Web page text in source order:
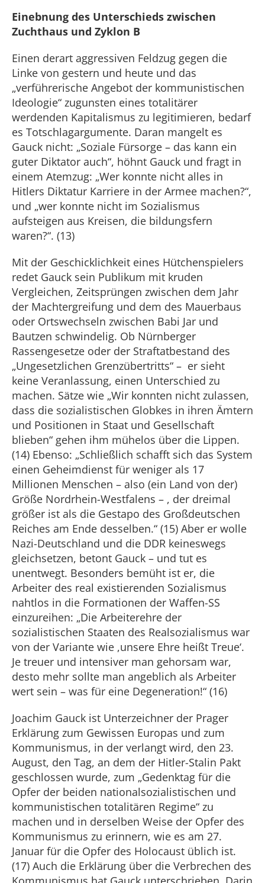
Einebnung des Unterschieds zwischen
Zuchthaus und Zyklon B
Einen derart aggressiven Feldzug gegen die
Linke von gestern und heute und das
„verführerische Angebot der kommunistischen
Ideologie“ zugunsten eines totalitärer
werdenden Kapitalismus zu legitimieren, bedarf
es Totschlagargumente. Daran mangelt es
Gauck nicht: „Soziale Fürsorge – das kann ein
guter Diktator auch“, höhnt Gauck und fragt in
einem Atemzug: „Wer konnte nicht alles in
Hitlers Diktatur Karriere in der Armee machen?“,
und „wer konnte nicht im Sozialismus
aufsteigen aus Kreisen, die bildungsfern
waren?“. (13)
Mit der Geschicklichkeit eines Hütchenspielers
redet Gauck sein Publikum mit kruden
Vergleichen, Zeitsprüngen zwischen dem Jahr
der Machtergreifung und dem des Mauerbaus
oder Ortswechseln zwischen Babi Jar und
Bautzen schwindelig. Ob Nürnberger
Rassengesetze oder der Straftatbestand des
„Ungesetzlichen Grenzübertritts“ – er sieht
keine Veranlassung, einen Unterschied zu
machen. Sätze wie „Wir konnten nicht zulassen,
dass die sozialistischen Globkes in ihren Ämtern
und Positionen in Staat und Gesellschaft
blieben“ gehen ihm mühelos über die Lippen.
(14) Ebenso: „Schließlich schafft sich das System
einen Geheimdienst für weniger als 17
Millionen Menschen – also (ein Land von der)
Größe Nordrhein-Westfalens – , der dreimal
größer ist als die Gestapo des Großdeutschen
Reiches am Ende desselben.“ (15) Aber er wolle
Nazi-Deutschland und die DDR keineswegs
gleichsetzen, betont Gauck – und tut es
unentwegt. Besonders bemüht ist er, die
Arbeiter des real existierenden Sozialismus
nahtlos in die Formationen der Waffen-SS
einzureihen: „Die Arbeiterehre der
sozialistischen Staaten des Realsozialismus war
von der Variante wie ,unsere Ehre heißt Treue‘.
Je treuer und intensiver man gehorsam war,
desto mehr sollte man angeblich als Arbeiter
wert sein – was für eine Degeneration!“ (16)
Joachim Gauck ist Unterzeichner der Prager
Erklärung zum Gewissen Europas und zum
Kommunismus, in der verlangt wird, den 23.
August, den Tag, an dem der Hitler-Stalin Pakt
geschlossen wurde, zum „Gedenktag für die
Opfer der beiden nationalsozialistischen und
kommunistischen totalitären Regime“ zu
machen und in derselben Weise der Opfer des
Kommunismus zu erinnern, wie es am 27.
Januar für die Opfer des Holocaust üblich ist.
(17) Auch die Erklärung über die Verbrechen des